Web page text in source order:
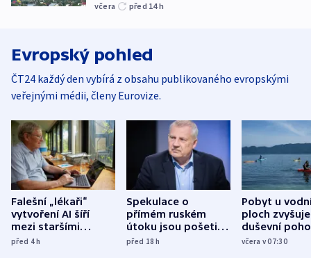
včera před 14h
Evropský pohled
ČT24 každý den vybírá z obsahu publikovaného evropskými
veřejnými médii, členy Eurovize.
Falešní „lékaři“
vytvoření AI šíří
mezi staršími
Poláky nebezpečné
před 4h
Spekulace o
přímém ruském
útoku jsou pošetilé,
míní estonský
před 18h
Pobyt u
ploch zvyšuje
duševní
ukázala
včera v 07:30